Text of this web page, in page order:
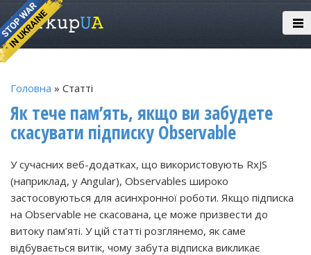
Головна » Статті
Як тече пам’ять, якщо ви забудете
скасувати підписку Observable
У сучасних веб-додатках, що використовують RxJS
(наприклад, у Angular), Observables широко
застосовуються для асинхронної роботи. Якщо підписка
на Observable не скасована, це може призвести до
витоку пам’яті. У цій статті розглянемо, як саме
відбувається витік, чому забута відписка викликає